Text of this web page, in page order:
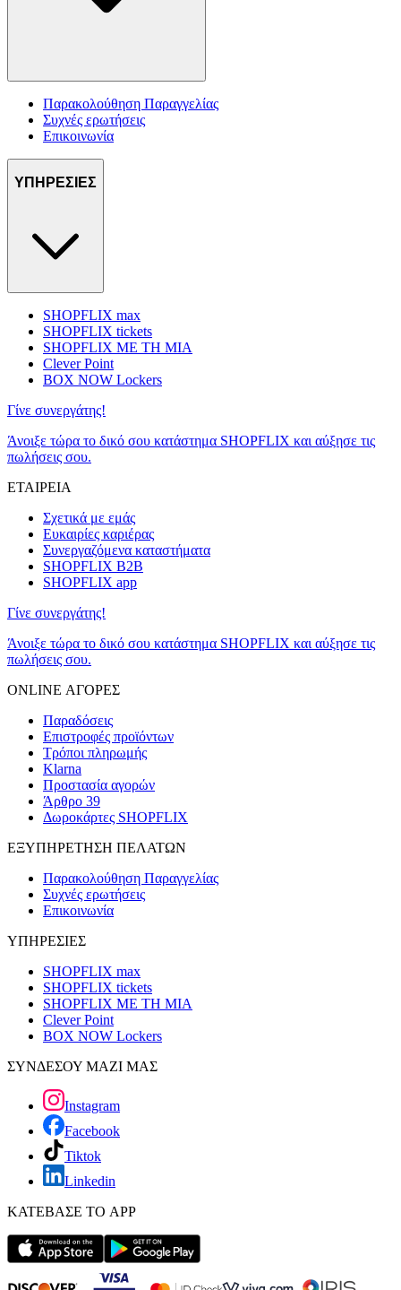
Παρακολούθηση Παραγγελίας
Συχνές ερωτήσεις
Επικοινωνία
ΥΠΗΡΕΣΙΕΣ
SHOPFLIX max
SHOPFLIX tickets
SHOPFLIX ΜΕ ΤΗ ΜΙΑ
Clever Point
BOX NOW Lockers
Γίνε συνεργάτης!
Άνοιξε τώρα το δικό σου κατάστημα SHOPFLIX και αύξησε τις
πωλήσεις σου.
ΕΤΑΙΡΕΙΑ
Σχετικά με εμάς
Ευκαιρίες καριέρας
Συνεργαζόμενα καταστήματα
SHOPFLIX B2B
SHOPFLIX app
Γίνε συνεργάτης!
Άνοιξε τώρα το δικό σου κατάστημα SHOPFLIX και αύξησε τις
πωλήσεις σου.
ONLINE ΑΓΟΡΕΣ
Παραδόσεις
Επιστροφές προϊόντων
Τρόποι πληρωμής
Klarna
Προστασία αγορών
Άρθρο 39
Δωροκάρτες SHOPFLIX
ΕΞΥΠΗΡΕΤΗΣΗ ΠΕΛΑΤΩΝ
Παρακολούθηση Παραγγελίας
Συχνές ερωτήσεις
Επικοινωνία
ΥΠΗΡΕΣΙΕΣ
SHOPFLIX max
SHOPFLIX tickets
SHOPFLIX ΜΕ ΤΗ ΜΙΑ
Clever Point
BOX NOW Lockers
ΣΥΝΔΕΣΟΥ ΜΑΖΙ ΜΑΣ
Instagram
Facebook
Tiktok
Linkedin
ΚΑΤΕΒΑΣΕ ΤΟ APP